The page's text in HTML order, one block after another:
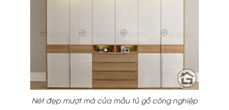
Nét đẹp mượt mà của mẫu tủ gỗ công nghiệp